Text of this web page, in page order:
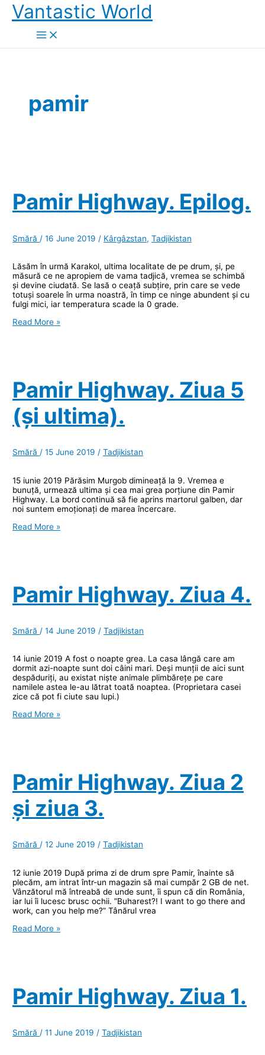
Skip
content
Vantastic World
pamir
Pamir Highway. Epilog.
Smără /16 June 2019 / Kârgâzstan,Tadjikistan
Lăsăm în urmă Karakol, ultima localitate de pe drum, și, pe
măsură ce ne apropiem de vama tadjică, vremea se schimbă
și devine ciudată. Se lasă o ceață subțire, prin care se vede
totuși soarele în urma noastră, în timp ce ninge abundent și cu
fulgi mici, iar temperatura scade la 0 grade.
Pamir
Read More »
Pamir Highway. Ziua 5
(și ultima).
Smără/15 June 2019/Tadjikistan
15 iunie 2019 Părăsim Murgob dimineață la 9. Vremea e
bunuță, urmează ultima și cea mai grea porțiune din Pamir
Highway. La bord continuă să fie aprins martorul galben, dar
noi suntem emoționați de marea încercare.
Pamir
Read More »
Pamir Highway. Ziua 4.
Smără /14 June 2019 /Tadjikistan
14 iunie 2019 A fost o noapte grea. La casa lângă care am
dormit azi-noapte sunt doi câini mari. Deși munții de aici sunt
despăduriți, au existat niște animale plimbărețe pe care
namilele astea le-au lătrat toată noaptea. (Proprietara casei
zice că pot fi ciute sau lupi.)
Pamir
Read More »
Pamir Highway. Ziua 2
și ziua 3.
Smără/12 June 2019/Tadjikistan
12 iunie 2019 După prima zi de drum spre Pamir, înainte să
plecăm, am intrat într-un magazin să mai cumpăr 2 GB de net.
Vânzătorul mă întreabă de unde sunt, îi spun că din România,
iar lui îi lucesc brusc ochii. ”Buharest?! I want to go there and
work, can you help me?” Tânărul vrea
Pamir
Read More »
Pamir Highway. Ziua 1.
Smără /11 June 2019 /Tadjikistan